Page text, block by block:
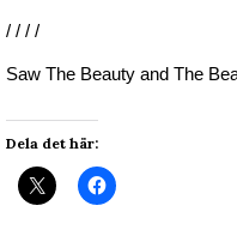
/ / / /
Saw The Beauty and The
Dela det här: